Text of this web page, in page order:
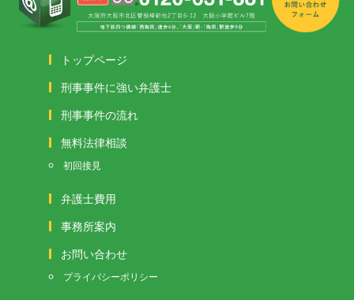
トップページ
刑事事件に強い弁護士
刑事事件の流れ
無料法律相談
初回接見
弁護士費用
事務所案内
お問い合わせ
プライバシーポリシー